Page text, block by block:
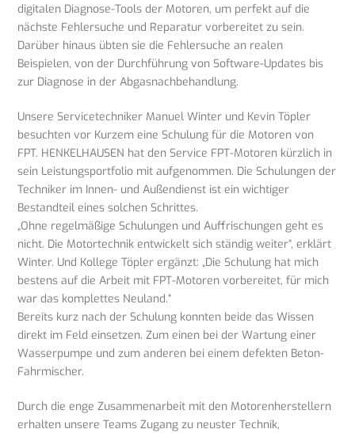
digitalen Diagnose-Tools der Motoren, um perfekt auf die
nächste Fehlersuche und Reparatur vorbereitet zu sein.
Darüber hinaus übten sie die Fehlersuche an realen
Beispielen, von der Durchführung von Software-Updates bis
zur Diagnose in der Abgasnachbehandlung.
Unsere Servicetechniker Manuel Winter und Kevin Töpler
besuchten vor Kurzem eine Schulung für die Motoren von
FPT. HENKELHAUSEN hat den Service FPT-Motoren kürzlich in
sein Leistungsportfolio mit aufgenommen. Die Schulungen der
Techniker im Innen- und Außendienst ist ein wichtiger
Bestandteil eines solchen Schrittes.
„Ohne regelmäßige Schulungen und Auffrischungen geht es
nicht. Die Motortechnik entwickelt sich ständig weiter“, erklärt
Winter. Und Kollege Töpler ergänzt: „Die Schulung hat mich
bestens auf die Arbeit mit FPT-Motoren vorbereitet, für mich
war das komplettes Neuland.“
Bereits kurz nach der Schulung konnten beide das Wissen
direkt im Feld einsetzen. Zum einen bei der Wartung einer
Wasserpumpe und zum anderen bei einem defekten Beton-
Fahrmischer.
Durch die enge Zusammenarbeit mit den Motorenherstellern
erhalten unsere Teams Zugang zu neuster Technik,